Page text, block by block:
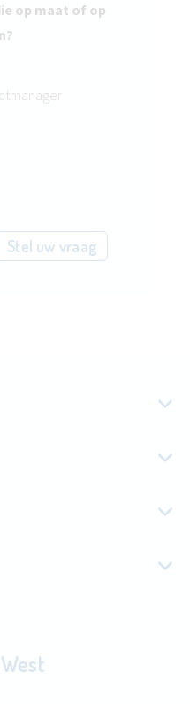
op maat of op
Stel uw vraag